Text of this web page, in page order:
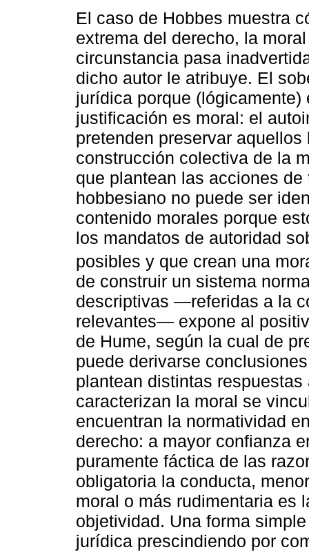
El caso de Hobbes muestra
extrema del derecho, la
circunstancia pasa
dicho autor le atribuye. El
jurídica porque
justificación es moral: el
pretenden preservar
construcción colectiva de la
que plantean las acciones
hobbesiano no puede ser
contenido morales porque
los mandatos de autoridad
posibles y que crean una
de construir un sistema
descriptivas ―referidas a la
relevantes― expone al
de Hume, según la cual de
puede derivarse
plantean distintas
caracterizan la moral se
encuentran la normatividad
derecho: a mayor confianza
puramente fáctica de las
obligatoria la conducta,
moral o más rudimentaria es
objetividad. Una forma
jurídica prescindiendo por